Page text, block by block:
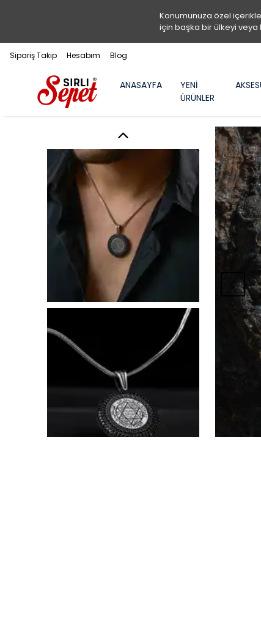
Konumunuza özel
için başka bir ülkeyi veya
Sipariş Takip Hesabım Blog
ANASAYFA
YENİ
ÜRÜNLER